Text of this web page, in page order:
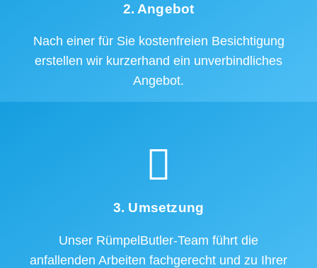
2. Angebot
Nach einer für Sie kostenfreien Besichtigung
erstellen wir kurzerhand ein unverbindliches
Angebot.
3. Umsetzung
Unser RümpelButler-Team führt die
anfallenden Arbeiten fachgerecht und zu Ihrer